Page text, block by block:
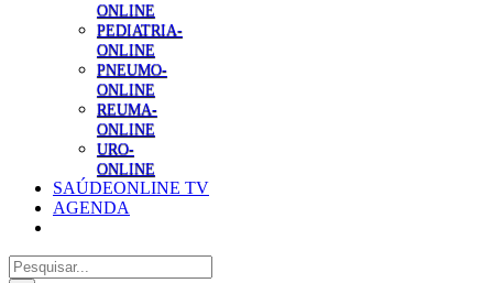
ONLINE
PEDIATRIA-
ONLINE
PNEUMO-
ONLINE
REUMA-
ONLINE
URO-
ONLINE
SAÚDEONLINE TV
AGENDA
Pesquisar